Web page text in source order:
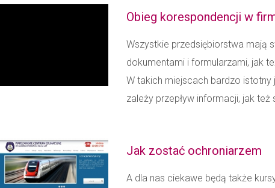
Obieg korespondencji w
Wszystkie przedsiębiorstwa mają
dokumentami i formularzami, jak
W takich miejscach bardzo
zależy przepływ informacji, jak
Jak zostać ochroniarzem
A dla nas ciekawe będą także